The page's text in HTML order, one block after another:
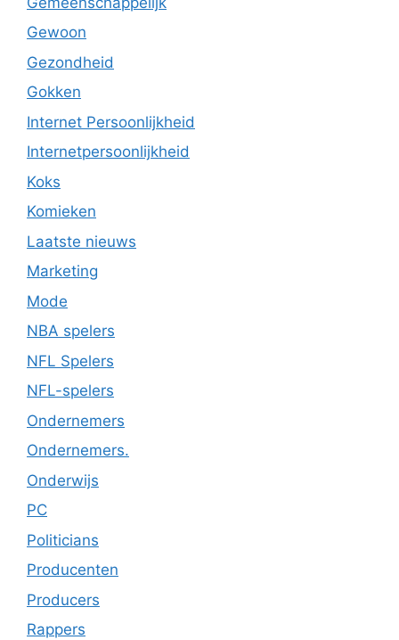
Gewoon
Gezondheid
Gokken
Internet Persoonlijkheid
Internetpersoonlijkheid
Koks
Komieken
Laatste nieuws
Marketing
Mode
NBA spelers
NFL Spelers
NFL-spelers
Ondernemers
Ondernemers.
Onderwijs
PC
Politicians
Producenten
Producers
Rappers